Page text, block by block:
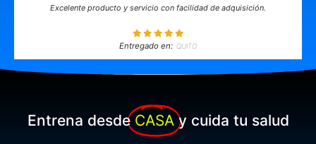
Excelente producto y servicio con facilidad de adquisición.
Entregado en: QUITO
Entrena desde CASA y cuida tu salud